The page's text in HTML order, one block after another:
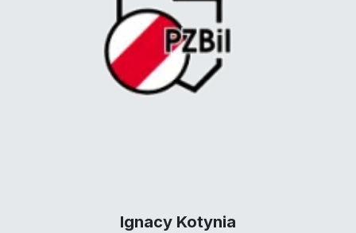
Ignacy Kotynia